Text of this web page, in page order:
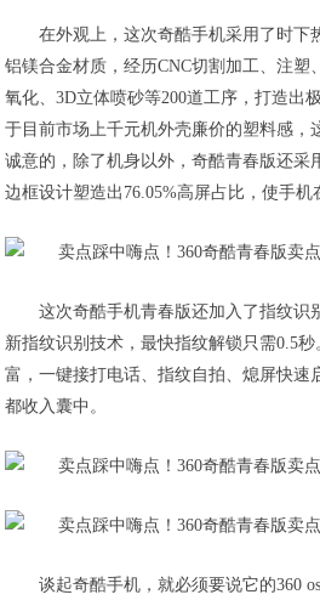
在外观上，这次奇酷手机采用了时下
铝镁合金材质，经历CNC切割加工、注塑
氧化、3D立体喷砂等200道工序，打造出
于目前市场上千元机外壳廉价的塑料感，
诚意的，除了机身以外，奇酷青春版还采
边框设计塑造出76.05%高屏占比，使手机
这次奇酷手机青春版还加入了指纹识
新指纹识别技术，最快指纹解锁只需0.5
富，一键接打电话、指纹自拍、熄屏快速
都收入囊中。
谈起奇酷手机，就必须要说它的360